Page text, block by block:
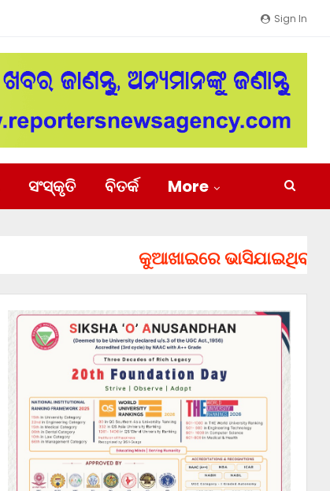
Sign In
ସଂସ୍କୃତି ବିତର୍କ More
କୁଆଖାଇରେ ଭାସିଯାଇଥିବା ୨